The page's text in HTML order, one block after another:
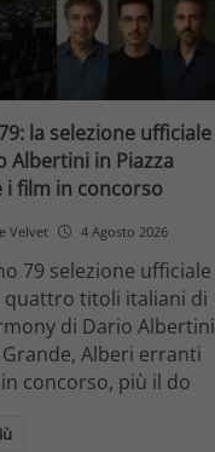
la selezione ufficiale
Albertini in Piazza
i film in concorso
Velvet 4 Agosto 2026
79 selezione ufficiale
quattro titoli italiani di
di Dario Albertini
Grande, Alberi erranti
concorso, più il do